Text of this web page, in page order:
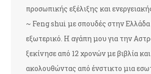
προσωπικής εξέλιξης και
~ Feng shui με σπουδές στην Ελλάδα
εξωτερικό. Η αγάπη μου για την
ξεκίνησε από 12 χρονών με βιβλία
ακολουθώντας από ένστικτο μια